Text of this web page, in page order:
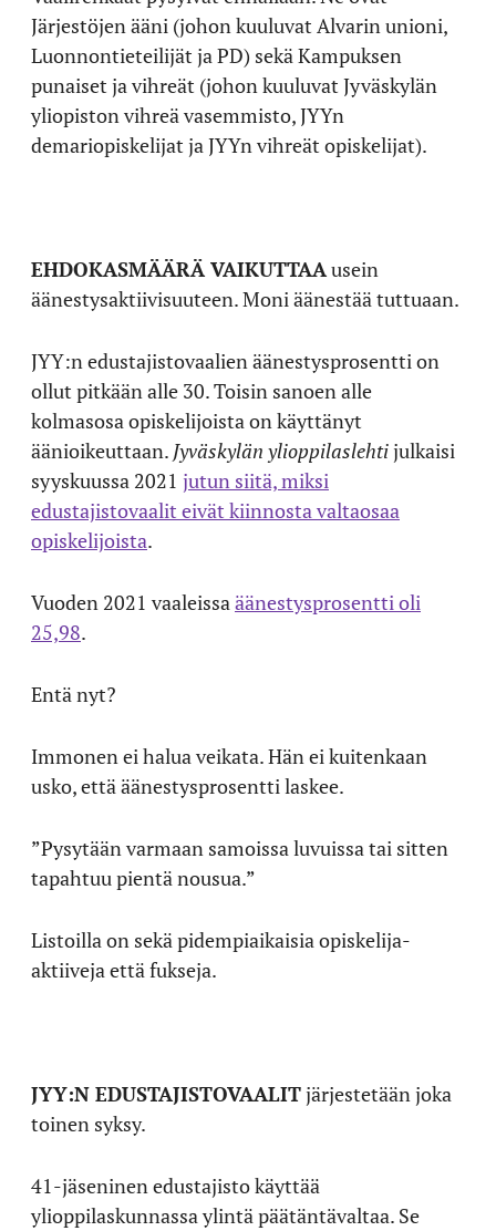
Järjestöjen ääni (johon kuuluvat Alvarin unioni,
Luonnontieteilijät ja PD) sekä Kampuksen
punaiset ja vihreät (johon kuuluvat Jyväskylän
yliopiston vihreä vasemmisto, JYYn
demariopiskelijat ja JYYn vihreät opiskelijat).
EHDOKASMÄÄRÄ VAIKUTTAAusein
äänestysaktiivisuuteen. Moni äänestää tuttuaan.
JYY:n edustajistovaalien äänestysprosentti on
ollut pitkään alle 30. Toisin sanoen alle
kolmasosa opiskelijoista on käyttänyt
äänioikeuttaan. Jyväskylän ylioppilaslehtijulkaisi
syyskuussa 2021 jutun siitä, miksi
edustajistovaalit eivät kiinnosta valtaosaa
opiskelijoista.
Vuoden 2021 vaaleissaäänestysprosentti oli
25,98.
Entä nyt?
Immonen ei halua veikata. Hän ei kuitenkaan
usko, että äänestysprosentti laskee.
”Pysytään varmaan samoissa luvuissa tai sitten
tapahtuu pientä nousua.”
Listoilla on sekä pidempiaikaisia opiskelija-
aktiiveja että fukseja.
JYY:N EDUSTAJISTOVAALITjärjestetään joka
toinen syksy.
41-jäseninen edustajisto käyttää
ylioppilaskunnassa ylintä päätäntävaltaa. Se